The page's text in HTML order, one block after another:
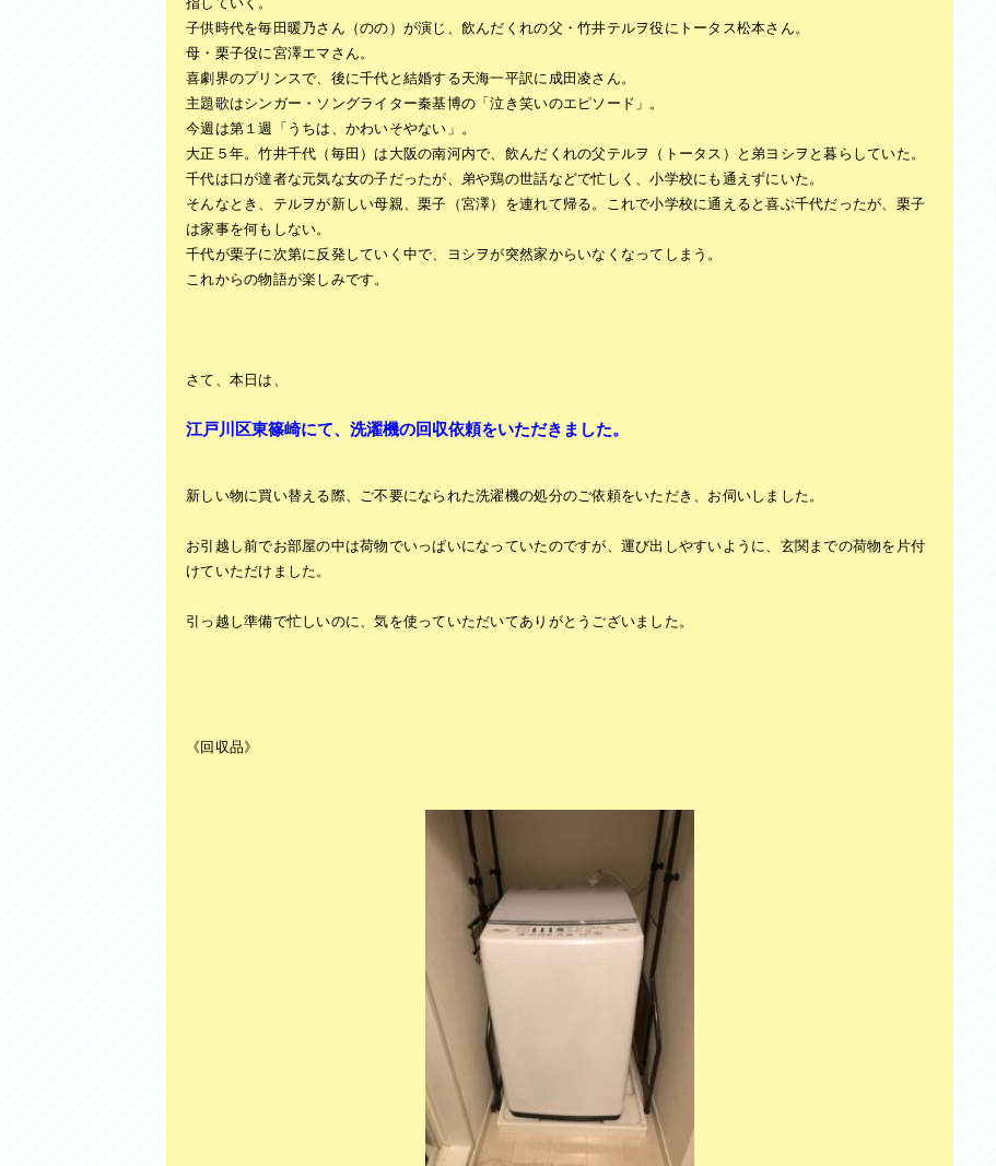
子供時代を毎田暖乃さん（のの）が演じ、飲んだくれの父・竹井テルヲ役にトータス松本さん。
母・栗子役に宮澤エマさん。
喜劇界のプリンスで、後に千代と結婚する天海一平訳に成田凌さん。
主題歌はシンガー・ソングライター秦基博の「泣き笑いのエピソード」。
今週は第１週「うちは、かわいそやない」。
大正５年。竹井千代（毎田）は大阪の南河内で、飲んだくれの父テルヲ（トータス）と弟ヨシヲと暮らしていた。
千代は口が達者な元気な女の子だったが、弟や鶏の世話などで忙しく、小学校にも通えずにいた。
そんなとき、テルヲが新しい母親、栗子（宮澤）を連れて帰る。これで小学校に通えると喜ぶ千代だったが、栗子
は家事を何もしない。
千代が栗子に次第に反発していく中で、ヨシヲが突然家からいなくなってしまう。
これからの物語が楽しみです。
さて、本日は、
江戸川区東篠崎にて、洗濯機の回収依頼をいただきました。
新しい物に買い替える際、ご不要になられた洗濯機の処分のご依頼をいただき、お伺いしました。
お引越し前でお部屋の中は荷物でいっぱいになっていたのですが、運び出しやすいように、玄関までの荷物を片付
けていただけました。
引っ越し準備で忙しいのに、気を使っていただいてありがとうございました。
《回収品》